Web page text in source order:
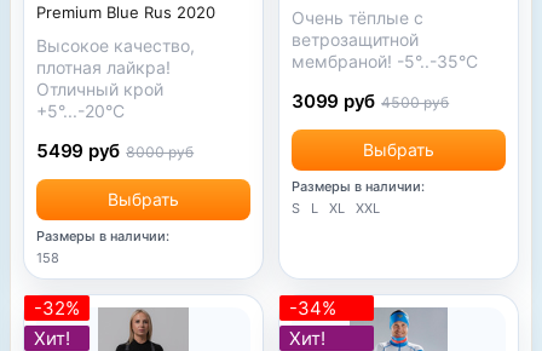
Premium Blue Rus 2020
Высокое качество,
плотная лайкра!
Отличный крой
+5°...-20°С
Выбрать
5499 руб 8000 руб
Размеры в наличии:
158
Очень тёплые с
ветрозащитной
мембраной! -5°..-35°С
Выбрать
3099 руб 4500 руб
Размеры в наличии:
S
L XL XXL
-32%
Хит!
-34%
Хит!